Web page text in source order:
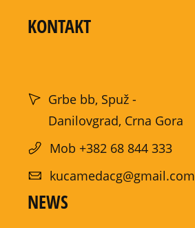
KONTAKT
Grbe bb, Spuž -
Danilovgrad, Crna Gora
Mob +382 68 844 333
kucamedacg@gmail.com
NEWS